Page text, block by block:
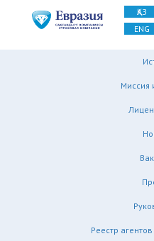
ҚАЗ
ENG
Миссия
Реестр